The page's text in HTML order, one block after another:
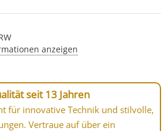
anzeigen
seit 13 Jahren
für innovative Technik und stilvolle,
Vertraue auf über ein